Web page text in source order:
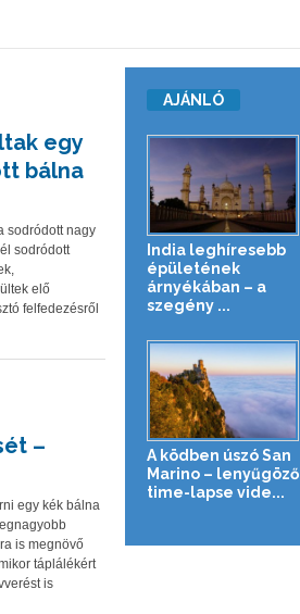
egy
bálna
sodródott nagy
sodródott
elő
felfedezésről
–
egy kék bálna
is megnövő
táplálékért
is
AJÁNLÓ
India leghíresebb
épületének
árnyékában – a
szegény ...
A ködben úszó San
Marino – lenyűgöző
time-lapse vide...